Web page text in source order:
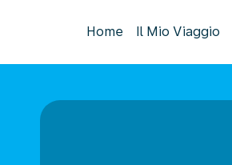
Home Il Mio Viaggio